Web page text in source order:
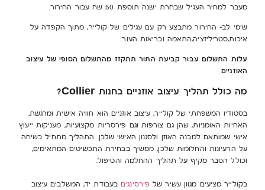
מעבר למחיר העגיל שבחרת ישנה תוספת 50 שח עבור החירור.
שימי לב- החירור מתבצע רק עם עגילים של קולייר, מתוך הקפדה על
איכות,סטריליזציה,התאמה ובריאות העור.
עלות התשלום עבור קביעת התור תתקזז מהתשלום הסופי של עיצוב
האוזניים
מה כולל תהליך עיצוב אוזניים בחנות Collier?
בסטודיו המשפחתי של קולייר, עיצוב אוזניים הוא חוויה אישית ומרגשת.
האחיות האומניות, שהן גם צורפות וגם פירסריות מקצועיות, מעניקות ייעוץ
אישי שמותאם למבנה האוזן ולסגנון האישי שלכן. התהליך מתחיל בשיחה
על הרעיונות והחלומות שלכן, ממשיך בבחירת התכשיטים המתאימים,
וכולל הסבר מקיף על תהליך ההחלמה והטיפול.
בקולייר מציעים מגוון עשיר של פירסינגיםבעבודת יד, המשלבים עיצוב